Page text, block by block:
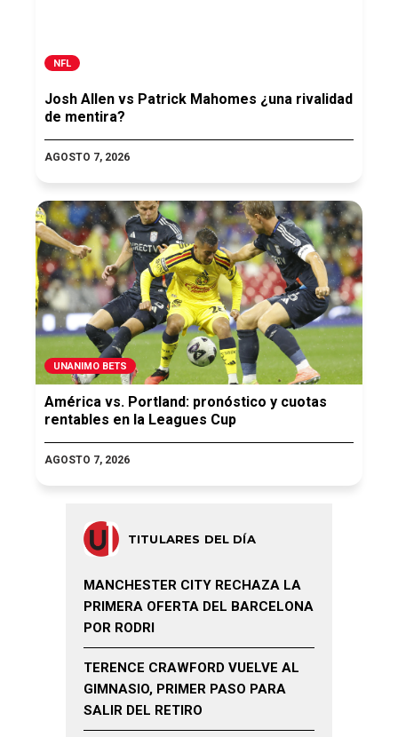
NFL
Josh Allen vs Patrick Mahomes ¿una rivalidad
de mentira?
AGOSTO 7, 2026
UNANIMO BETS
América vs. Portland: pronóstico y cuotas
rentables en la Leagues Cup
AGOSTO 7, 2026
TITULARES DEL DÍA
MANCHESTER CITY RECHAZA LA
PRIMERA OFERTA DEL BARCELONA
POR RODRI
TERENCE CRAWFORD VUELVE AL
GIMNASIO, PRIMER PASO PARA
SALIR DEL RETIRO